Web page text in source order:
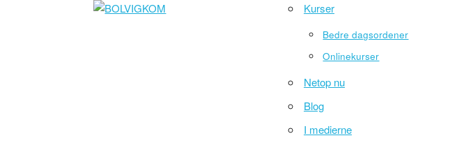
Kurser
Bedre dagsordener
Onlinekurser
Netop nu
Blog
I medierne